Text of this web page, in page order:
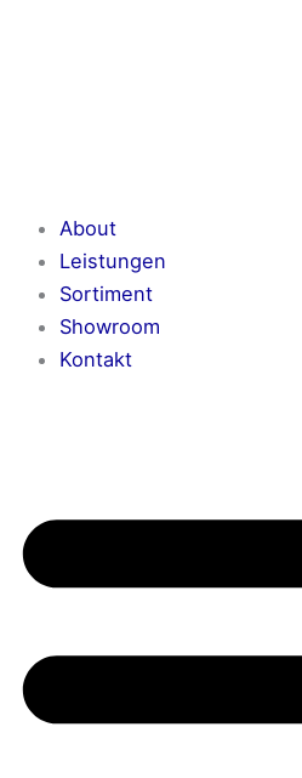
About
Leistungen
Sortiment
Showroom
Kontakt